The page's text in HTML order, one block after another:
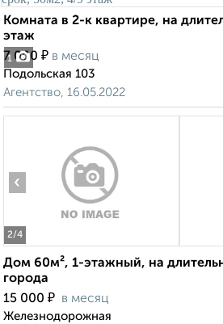
1
Комната в 2-к квартире, на
этаж
7 000 ₽ в месяц
Подольская 103
Агентство, 16.05.2022
2/4
‹
Дом 60м², 1-этажный, на
города
15 000 ₽ в месяц
Железнодорожная